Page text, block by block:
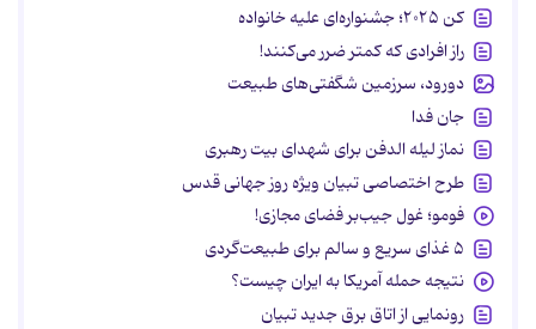
کن ۲۰۲۵؛ جشنواره‌ای علیه خانواده
راز افرادی که کمتر ضرر می‌کنند!
دورود، سرزمین شگفتی‌های طبیعت
جان فدا
نماز لیله الدفن برای شهدای بیت رهبری
طرح اختصاصی تبیان ویژه روز جهانی قدس
فومو؛ غول جیب‌بر فضای مجازی!
۵ غذای سریع و سالم برای طبیعت‌گردی
نتیجه حمله آمریکا به ایران چیست؟
رونمایی از اتاق برق جدید تبیان